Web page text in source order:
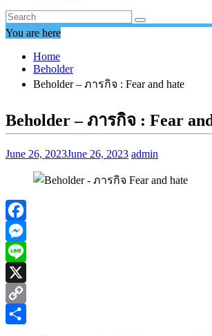
You are here
Home
Beholder
Beholder – ภารกิจ : Fear and hate
Beholder – ภารกิจ : Fear
June 26, 2023June 26, 2023 admin
Facebook
Messenger
Line
X
Copy